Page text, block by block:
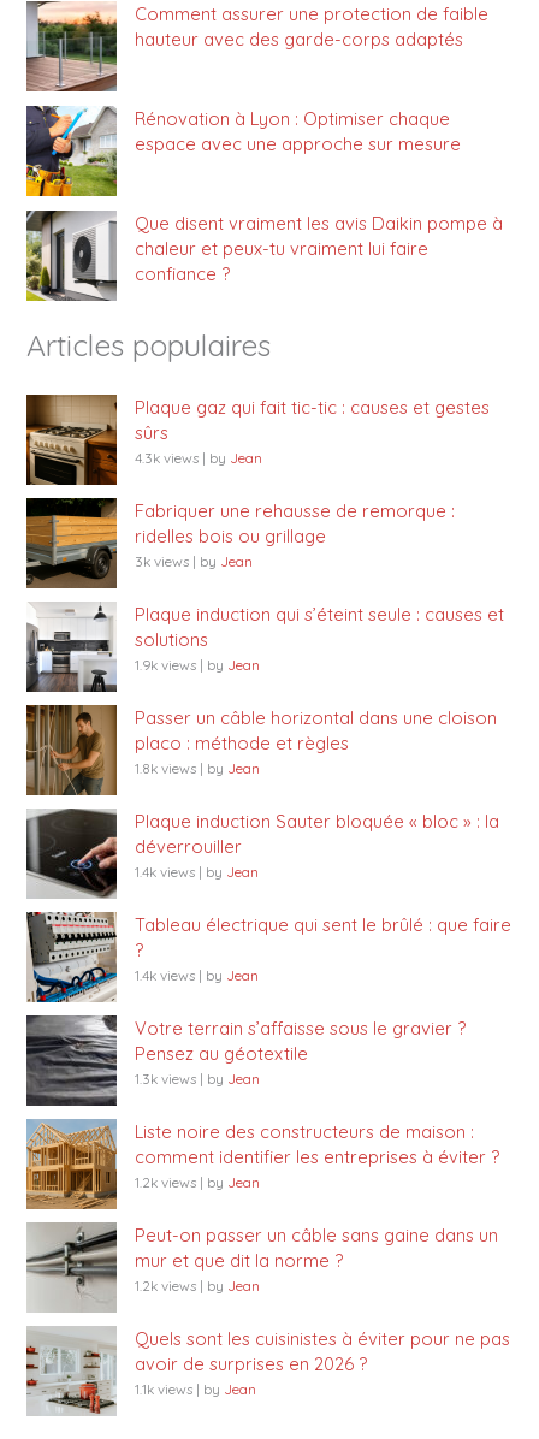
Comment assurer une protection de faible
hauteur avec des garde-corps adaptés
Rénovation à Lyon : Optimiser chaque
espace avec une approche sur mesure
Que disent vraiment les avis Daikin pompe à
chaleur et peux-tu vraiment lui faire
confiance ?
Articles populaires
Plaque gaz qui fait tic-tic : causes et gestes
sûrs
4.3k views | by Jean
Fabriquer une rehausse de remorque :
ridelles bois ou grillage
3k views | by Jean
Plaque induction qui s’éteint seule : causes et
solutions
1.9k views | by Jean
Passer un câble horizontal dans une cloison
placo : méthode et règles
1.8k views | by Jean
Plaque induction Sauter bloquée « bloc » : la
déverrouiller
1.4k views | by Jean
Tableau électrique qui sent le brûlé : que faire
?
1.4k views | by Jean
Votre terrain s’affaisse sous le gravier ?
Pensez au géotextile
1.3k views | by Jean
Liste noire des constructeurs de maison :
comment identifier les entreprises à éviter ?
1.2k views | by Jean
Peut-on passer un câble sans gaine dans un
mur et que dit la norme ?
1.2k views | by Jean
Quels sont les cuisinistes à éviter pour ne pas
avoir de surprises en 2026 ?
1.1k views | by Jean